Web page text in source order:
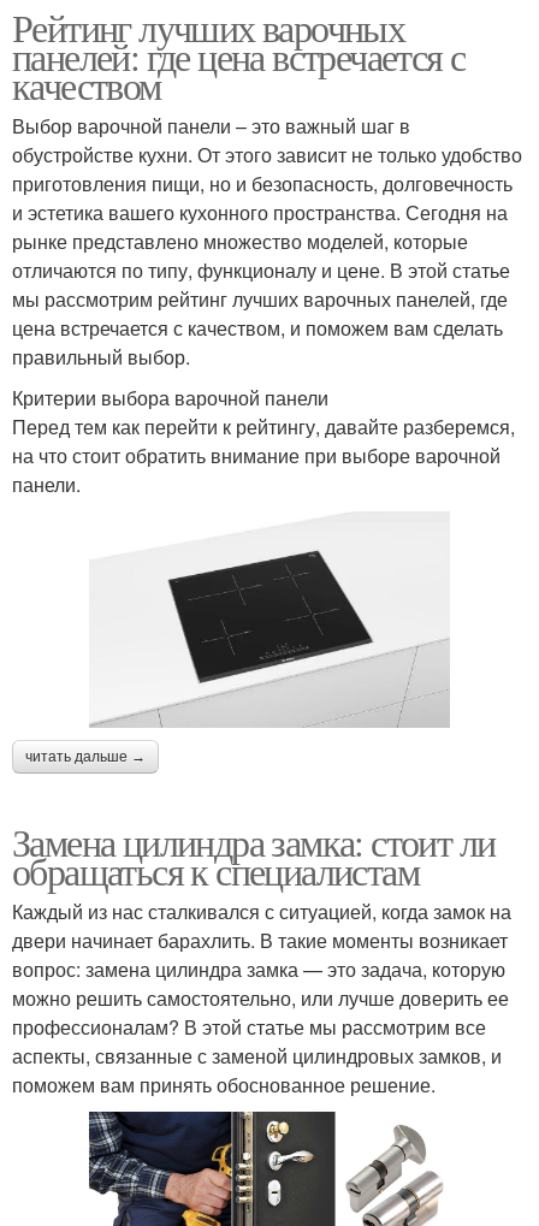
Рейтинг лучших варочных
панелей: где цена встречается с
качеством
Выбор варочной панели – это важный шаг в
обустройстве кухни. От этого зависит не только удобство
приготовления пищи, но и безопасность, долговечность
и эстетика вашего кухонного пространства. Сегодня на
рынке представлено множество моделей, которые
отличаются по типу, функционалу и цене. В этой статье
мы рассмотрим рейтинг лучших варочных панелей, где
цена встречается с качеством, и поможем вам сделать
правильный выбор.
Критерии выбора варочной панели
Перед тем как перейти к рейтингу, давайте разберемся,
на что стоит обратить внимание при выборе варочной
панели.
читать дальше →
Замена цилиндра замка: стоит ли
обращаться к специалистам
Каждый из нас сталкивался с ситуацией, когда замок на
двери начинает барахлить. В такие моменты возникает
вопрос: замена цилиндра замка — это задача, которую
можно решить самостоятельно, или лучше доверить ее
профессионалам? В этой статье мы рассмотрим все
аспекты, связанные с заменой цилиндровых замков, и
поможем вам принять обоснованное решение.